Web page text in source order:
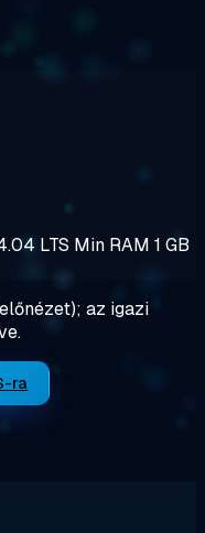
LTS Min RAM 1 GB
az igazi
ra